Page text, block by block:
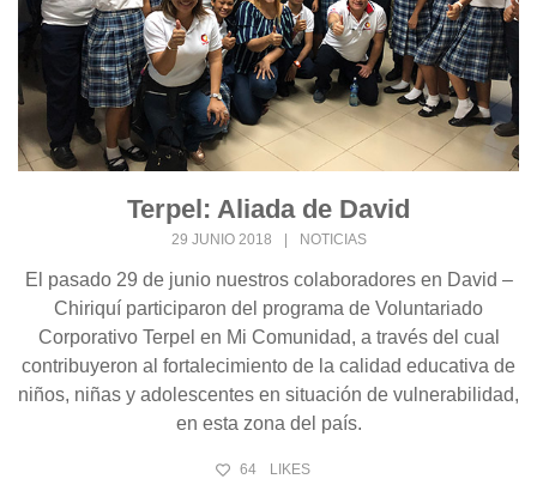
Terpel: Aliada de David
29 JUNIO 2018 NOTICIAS
El pasado 29 de junio nuestros colaboradores en David –
Chiriquí participaron del programa de Voluntariado
Corporativo Terpel en Mi Comunidad, a través del cual
contribuyeron al fortalecimiento de la calidad educativa de
niños, niñas y adolescentes en situación de vulnerabilidad,
en esta zona del país.
64 LIKES